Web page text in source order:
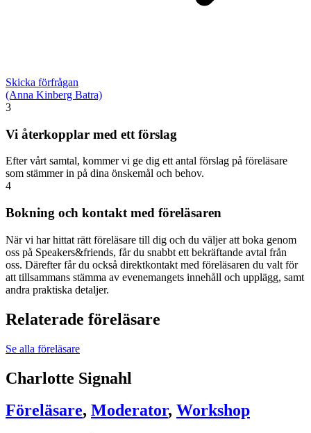
Skicka förfrågan
(Anna Kinberg Batra)
3
Vi återkopplar med ett förslag
Efter vårt samtal, kommer vi ge dig ett antal förslag på föreläsare
som stämmer in på dina önskemål och behov.
4
Bokning och kontakt med föreläsaren
När vi har hittat rätt föreläsare till dig och du väljer att boka genom
oss på Speakers&friends, får du snabbt ett bekräftande avtal från
oss. Därefter får du också direktkontakt med föreläsaren du valt för
att tillsammans stämma av evenemangets innehåll och upplägg, samt
andra praktiska detaljer.
Relaterade föreläsare
Se alla föreläsare
Charlotte Signahl
Föreläsare, Moderator, Workshop